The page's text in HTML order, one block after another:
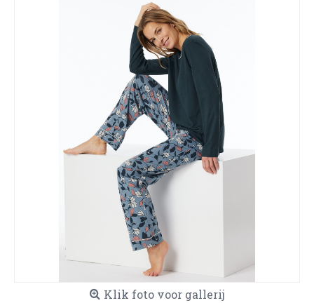
Klik foto voor gallerij